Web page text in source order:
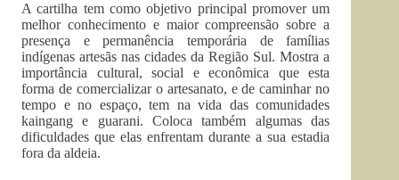
A cartilha tem como objetivo principal promover um
melhor conhecimento e maior compreensão sobre a
presença e permanência temporária de famílias
indígenas artesãs nas cidades da Região Sul. Mostra a
importância cultural, social e econômica que esta
forma de comercializar o artesanato, e de caminhar no
tempo e no espaço, tem na vida das comunidades
kaingang e guarani. Coloca também algumas das
dificuldades que elas enfrentam durante a sua estadia
fora da aldeia.